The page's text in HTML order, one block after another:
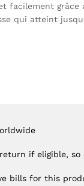
facilement grâce
qui atteint
if eligible, so
bills for this